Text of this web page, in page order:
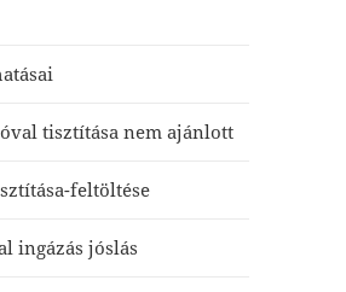
tisztítása nem ajánlott
feltöltése
ingázás jóslás